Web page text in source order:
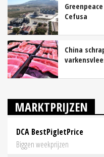
Cefusa
China
MARKTPRIJZEN
DCA BestPigletPrice
Biggen weekprijzen